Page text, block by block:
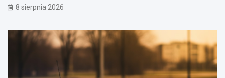
8 sierpnia 2026